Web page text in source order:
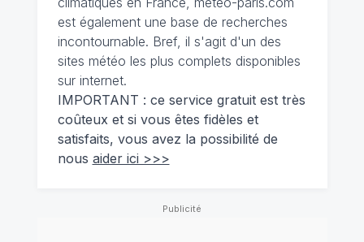
est également une base de recherches
incontournable. Bref, il s'agit d'un des
sites météo les plus complets disponibles
sur internet.
IMPORTANT : ce service gratuit est très
coûteux et si vous êtes fidèles et
satisfaits, vous avez la possibilité de
nous aider ici >>>